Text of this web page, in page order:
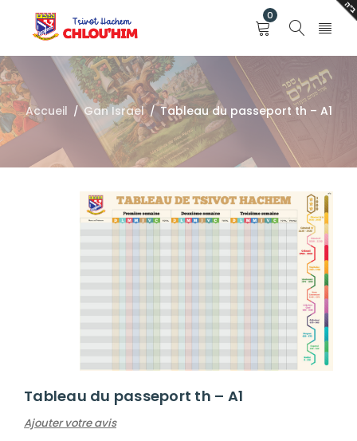
0
Accueil / Gan Israel / Tableau du passeport th – A1
Tableau du passeport th – A1
Ajouter votre avis